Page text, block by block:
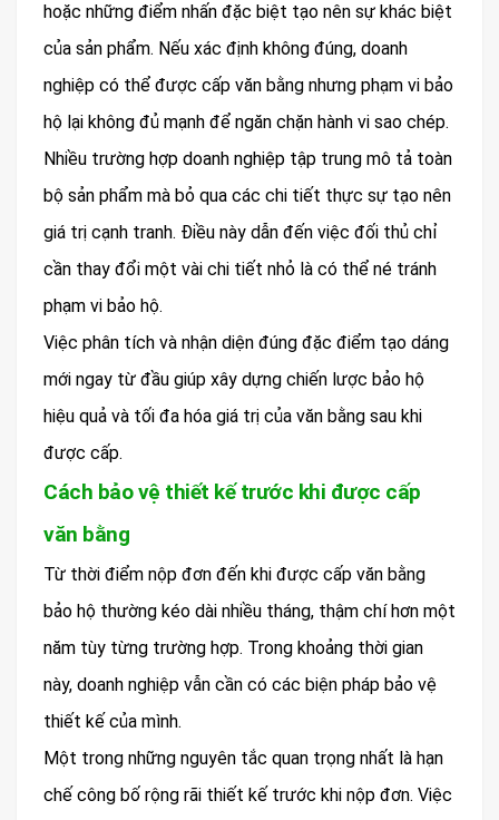
hoặc những điểm nhấn đặc biệt tạo nên sự khác biệt
của sản phẩm. Nếu xác định không đúng, doanh
nghiệp có thể được cấp văn bằng nhưng phạm vi bảo
hộ lại không đủ mạnh để ngăn chặn hành vi sao chép.
Nhiều trường hợp doanh nghiệp tập trung mô tả toàn
bộ sản phẩm mà bỏ qua các chi tiết thực sự tạo nên
giá trị cạnh tranh. Điều này dẫn đến việc đối thủ chỉ
cần thay đổi một vài chi tiết nhỏ là có thể né tránh
phạm vi bảo hộ.
Việc phân tích và nhận diện đúng đặc điểm tạo dáng
mới ngay từ đầu giúp xây dựng chiến lược bảo hộ
hiệu quả và tối đa hóa giá trị của văn bằng sau khi
được cấp.
Cách bảo vệ thiết kế trước khi được cấp
văn bằng
Từ thời điểm nộp đơn đến khi được cấp văn bằng
bảo hộ thường kéo dài nhiều tháng, thậm chí hơn một
năm tùy từng trường hợp. Trong khoảng thời gian
này, doanh nghiệp vẫn cần có các biện pháp bảo vệ
thiết kế của mình.
Một trong những nguyên tắc quan trọng nhất là hạn
chế công bố rộng rãi thiết kế trước khi nộp đơn. Việc